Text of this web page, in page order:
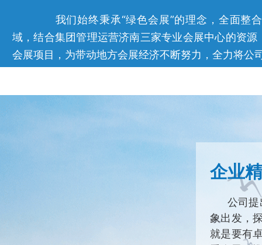
我们始终秉承“绿色会展”的理念，全面整
域，结合集团管理运营济南三家专业会展中心的资
会展项目，为带动地方会展经济不断努力，全力将公
企业
公司提
象出发，
就是要有